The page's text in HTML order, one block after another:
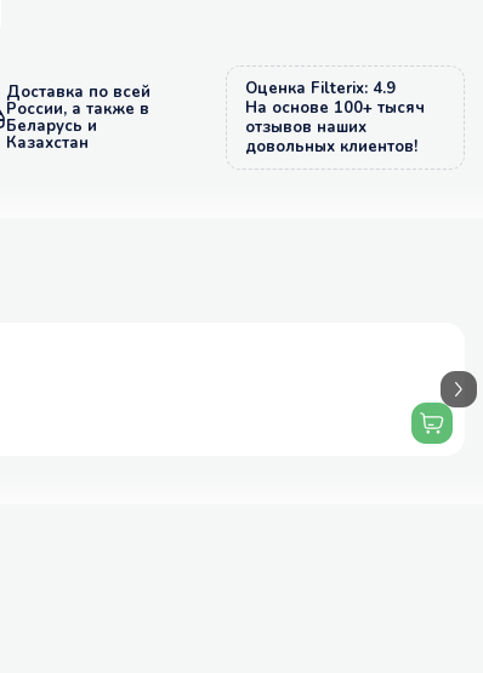
Доставка по всей
России, а также в
Беларусь и
Казахстан
Оценка Filterix: 4.9
На основе 100+ тысяч
отзывов наших
довольных клиентов!